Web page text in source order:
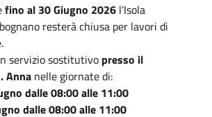
fino al 30 Giugno 2026 l'Isola
resterà chiusa per lavori di
servizio sostitutivo presso il
Anna nelle giornate di:
dalle 08:00 alle 11:00
dalle 08:00 alle 11:00